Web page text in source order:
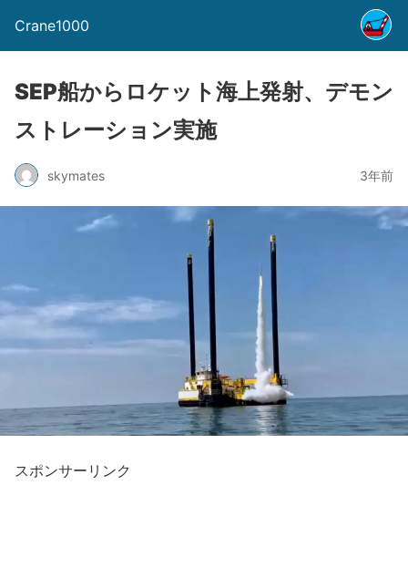
Crane1000
SEP船からロケット海上発射、デモン
ストレーション実施
skymates 3年前
スポンサーリンク